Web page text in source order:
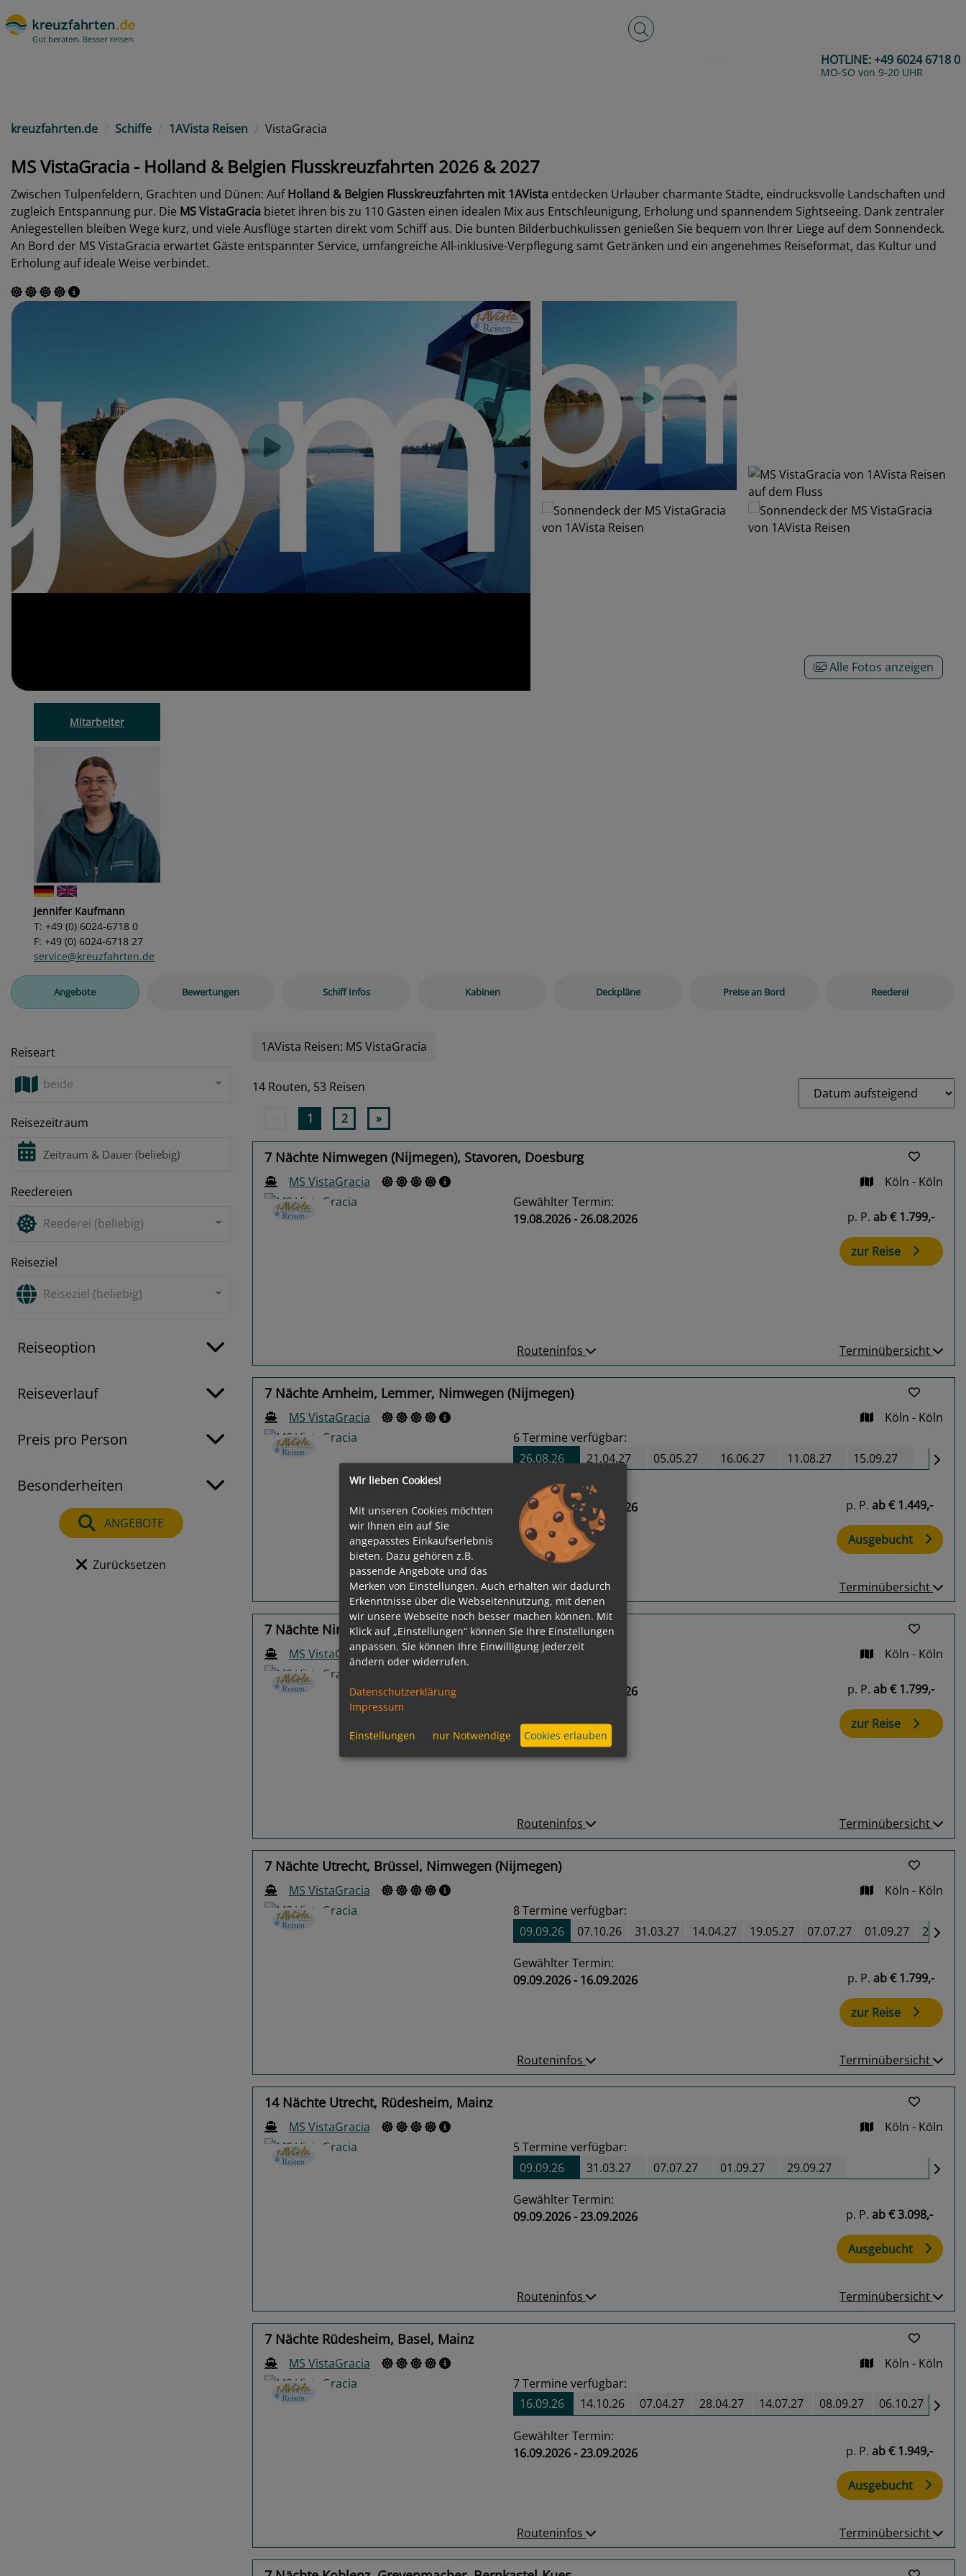
Volltextsuche
HOTLINE:+49 6024 6718 0
MO-SO von 9-20 UHR
kreuzfahrten.de Schiffe 1AVista Reisen VistaGracia
MS VistaGracia - Holland & Belgien Flusskreuzfahrten 2026 & 2027
Zwischen Tulpenfeldern, Grachten und Dünen: AufHolland & Belgien Flusskreuzfahrten mit 1AVista entdecken Urlauber charmante Städte, eindrucksvolle Landschaften und
zugleich Entspannung pur. Die MS VistaGracia bietet ihren bis zu 110 Gästen einen idealen Mix aus Entschleunigung, Erholung und spannendem Sightseeing. Dank zentraler
Anlegestellen bleiben Wege kurz, und viele Ausflüge starten direkt vom Schiff aus. Die bunten Bilderbuchkulissen genießen Sie bequem von Ihrer Liege auf dem Sonnendeck.
An Bord der MS VistaGracia erwartet Gäste entspannter Service, umfangreiche All-inklusive-Verpflegung samt Getränken und ein angenehmes Reiseformat, das Kultur und
Erholung auf ideale Weise verbindet.
Alle Fotos anzeigen
Mitarbeiter
Jennifer Kaufmann
T: +49 (0) 6024-6718 0
F: +49 (0) 6024-6718 27
service@kreuzfahrten.de
Angebote Bewertungen Schiff Infos Kabinen Deckpläne Preise an Bord Reederei
Reiseart
beide
Reisezeitraum
Reedereien
Reederei (beliebig)
Reiseziel
Reiseziel (beliebig)
Reiseoption
Reiseverlauf
Preis pro Person
Besonderheiten
ANGEBOTE
Zurücksetzen
1AVista Reisen: MS VistaGracia
14 Routen, 53 Reisen
1 2 »
7 Nächte Nimwegen (Nijmegen), Stavoren, Doesburg
MS VistaGracia Köln - Köln
Gewählter Termin:
19.08.2026 - 26.08.2026
p. P. ab€ 1.799,-
zur Reise
Routeninfos Terminübersicht
7 Nächte Arnheim, Lemmer, Nimwegen (Nijmegen)
MS VistaGracia Köln - Köln
6Termine verfügbar:
26.08.26
21.04.27 05.05.27 16.06.27 11.08.27 15.09.27
Gewählter Termin:
26.08.2026 - 02.09.2026
p. P. ab€ 1.449,-
Ausgebucht
Routeninfos Terminübersicht
7 Nächte Nimwegen (Nijmegen), Stavoren, Doesburg
MS VistaGracia Köln - Köln
Next
02.09.2026 - 09.09.2026
p. P. ab€ 1.799,-
zur Reise
Routeninfos Terminübersicht
7 Nächte Utrecht, Brüssel, Nimwegen (Nijmegen)
MS VistaGracia Köln - Köln
8Termine verfügbar:
09.09.26
07.10.26 31.03.27 14.04.27 19.05.27 07.07.27 01.09.27
Gewählter Termin:
09.09.2026 - 16.09.2026
p. P. ab€ 1.799,-
zur Reise
Routeninfos Terminübersicht
14 Nächte Utrecht, Rüdesheim, Mainz
MS VistaGracia Köln - Köln
5Termine verfügbar:
09.09.26
31.03.27 07.07.27 01.09.27 29.09.27
Gewählter Termin:
09.09.2026 - 23.09.2026
p. P. ab€ 3.098,-
Ausgebucht
Routeninfos Terminübersicht
7 Nächte Rüdesheim, Basel, Mainz
MS VistaGracia Köln - Köln
7Termine verfügbar:
16.09.26
14.10.26 07.04.27 28.04.27 14.07.27 08.09.27 06.10.27
Gewählter Termin:
16.09.2026 - 23.09.2026
p. P. ab€ 1.949,-
Ausgebucht
Routeninfos Terminübersicht
Wir lieben Cookies!
Mit unseren Cookies möchten
wir Ihnen ein auf Sie
angepasstes Einkaufserlebnis
bieten. Dazu gehören z.B.
passende Angebote und das
Merken von Einstellungen. Auch erhalten wir dadurch
Erkenntnisse über die Webseitennutzung, mit denen
wir unsere Webseite noch besser machen können. Mit
Klick auf „Einstellungen“ können Sie Ihre Einstellungen
anpassen. Sie können Ihre Einwilligung jederzeit
ändern oder widerrufen.
Datenschutzerklärung
Impressum
Einstellungen nur Notwendige Cookies erlauben